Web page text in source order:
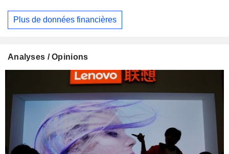
Plus de données financières
Analyses / Opinions